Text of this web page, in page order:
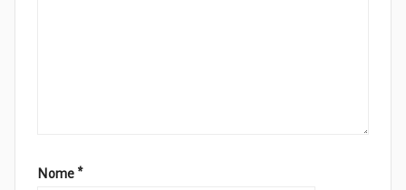
Nome *